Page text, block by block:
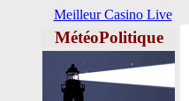
Meilleur Casino Live
MétéoPolitique